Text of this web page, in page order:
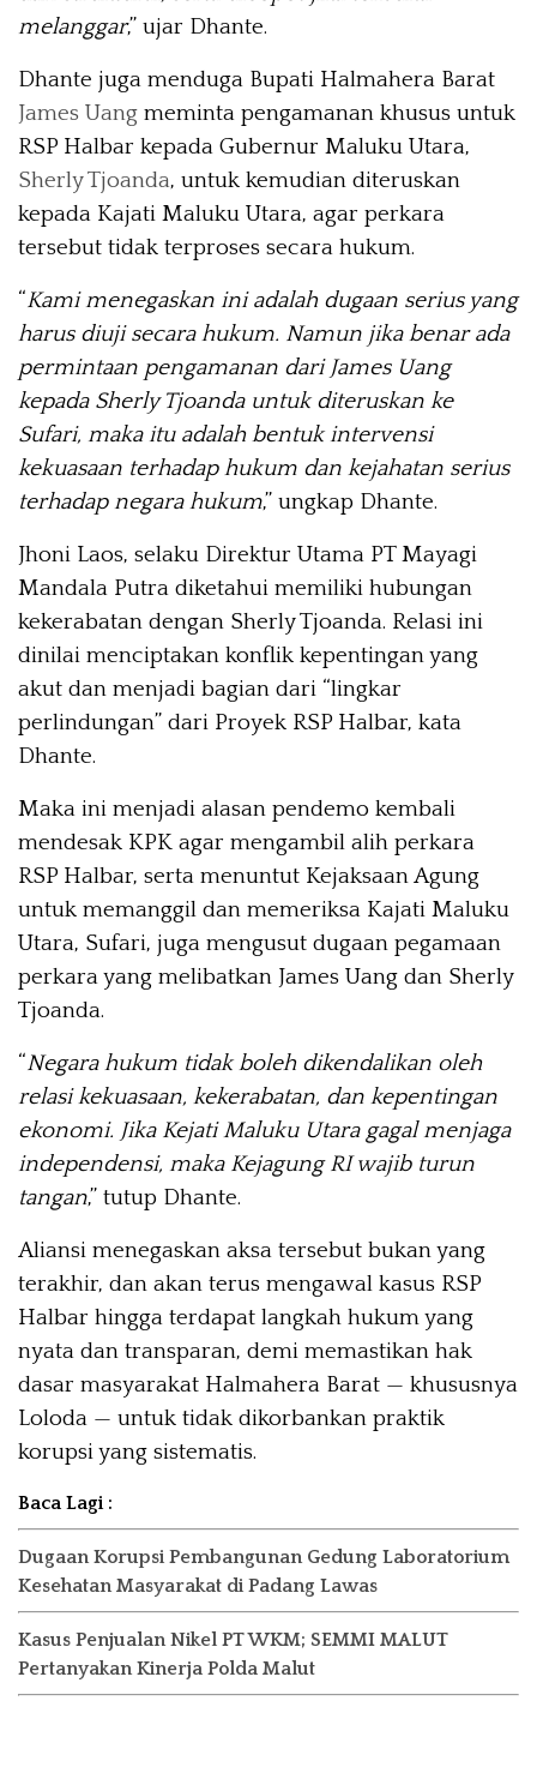
melanggar,” ujar Dhante.
Dhante juga menduga Bupati Halmahera Barat
James Uang meminta pengamanan khusus untuk
RSP Halbar kepada Gubernur Maluku Utara,
Sherly Tjoanda, untuk kemudian diteruskan
kepada Kajati Maluku Utara, agar perkara
tersebut tidak terproses secara hukum.
“Kami menegaskan ini adalah dugaan serius yang
harus diuji secara hukum. Namun jika benar ada
permintaan pengamanan dari James Uang
kepada Sherly Tjoanda untuk diteruskan ke
Sufari, maka itu adalah bentuk intervensi
kekuasaan terhadap hukum dan kejahatan serius
terhadap negara hukum,” ungkap Dhante.
Jhoni Laos, selaku Direktur Utama PT Mayagi
Mandala Putra diketahui memiliki hubungan
kekerabatan dengan Sherly Tjoanda. Relasi ini
dinilai menciptakan konflik kepentingan yang
akut dan menjadi bagian dari “lingkar
perlindungan” dari Proyek RSP Halbar, kata
Dhante.
Maka ini menjadi alasan pendemo kembali
mendesak KPK agar mengambil alih perkara
RSP Halbar, serta menuntut Kejaksaan Agung
untuk memanggil dan memeriksa Kajati Maluku
Utara, Sufari, juga mengusut dugaan pegamaan
perkara yang melibatkan James Uang dan Sherly
Tjoanda.
“Negara hukum tidak boleh dikendalikan oleh
relasi kekuasaan, kekerabatan, dan kepentingan
ekonomi. Jika Kejati Maluku Utara gagal menjaga
independensi, maka Kejagung RI wajib turun
tangan,” tutup Dhante.
Aliansi menegaskan aksa tersebut bukan yang
terakhir, dan akan terus mengawal kasus RSP
Halbar hingga terdapat langkah hukum yang
nyata dan transparan, demi memastikan hak
dasar masyarakat Halmahera Barat — khususnya
Loloda — untuk tidak dikorbankan praktik
korupsi yang sistematis.
Baca Lagi :
Dugaan Korupsi Pembangunan Gedung Laboratorium
Kesehatan Masyarakat di Padang Lawas
Kasus Penjualan Nikel PT WKM; SEMMI MALUT
Pertanyakan Kinerja Polda Malut